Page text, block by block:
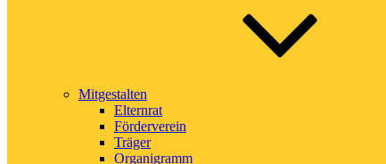
Mitgestalten
Elternrat
Förderverein
Träger
Organigramm